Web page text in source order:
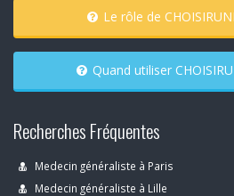
Le rôle de
Quand utiliser
Recherches Fréquentes
Medecin généraliste à Paris
Medecin généraliste à Lille